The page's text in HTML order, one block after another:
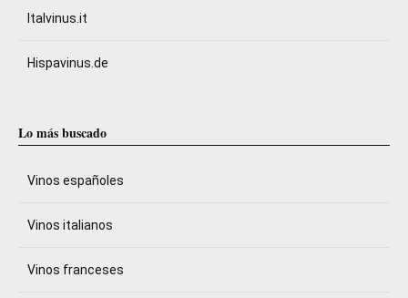
Italvinus.it
Hispavinus.de
Lo más buscado
Vinos españoles
Vinos italianos
Vinos franceses